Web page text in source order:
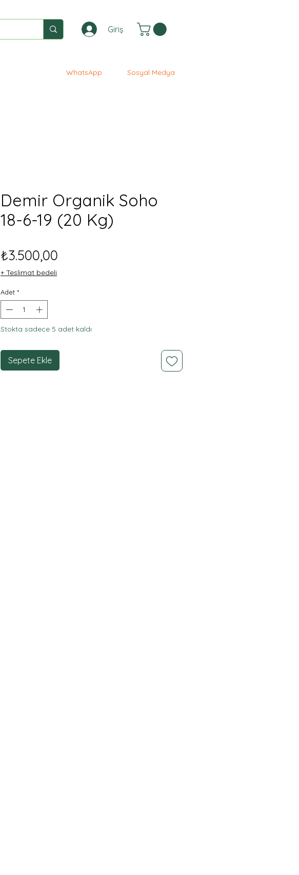
Giriş
WhatsApp Sosyal Medya
Demir Organik Soho
18-6-19 (20 Kg)
₺3.500,00
+ Teslimat bedeli
Adet *
Stokta sadece 5 adet kaldı
Sepete Ekle